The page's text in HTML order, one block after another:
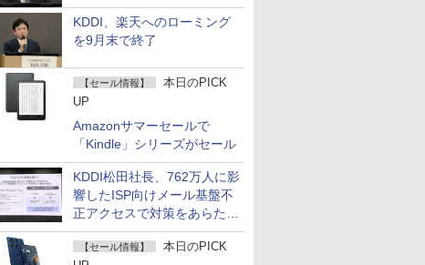
KDDI、楽天へのローミング
を9月末で終了
【セール情報】
本日のPICK
UP
Amazonサマーセールで
「Kindle」シリーズがセール
KDDI松田社長、762万人に影
響したISP向けメール基盤不
正アクセスで対策をあらため
て説明
【セール情報】
本日のPICK